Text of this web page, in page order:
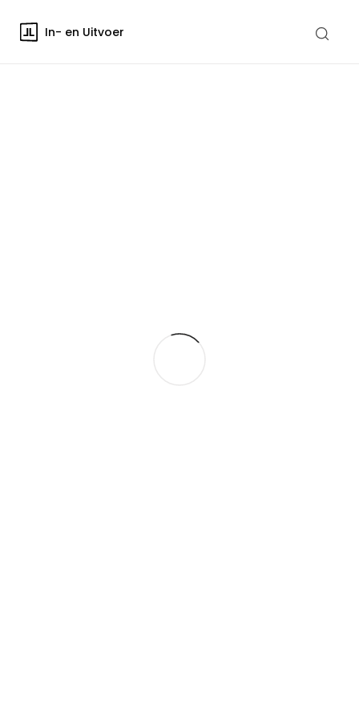
In- en Uitvoer